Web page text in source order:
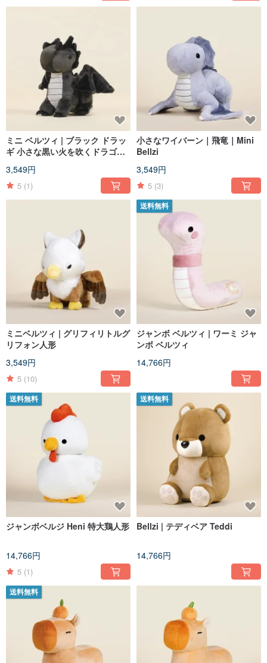
ミニ ベルツィ | ブラック ドラッ
ギ 小さな黒い火を吹くドラゴン
3,549円
5 (1)
小さなワイバーン｜飛竜｜Mini
Bellzi
3,549円
5 (3)
ミニベルツィ | グリフィリトルグ
リフォン人形
3,549円
5 (10)
送料無料
ジャンボ ベルツィ | ワーミ ジャ
ンボ ベルツィ
14,766円
送料無料
ジャンボベルジ Heni 特大鶏人形
14,766円
5 (1)
送料無料
Bellzi | テディベア Teddi
14,766円
送料無料